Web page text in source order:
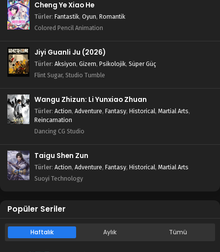
Cheng Ye Xiao He
Türler: Fantastik, Oyun, Romantik
Colored Pencil Animation
Jiyi Guanli Ju (2026)
Türler: Aksiyon, Gizem, Psikolojik, Süper Güç
Flint Sugar, Studio Tumble
Wangu Zhizun: Li Yunxiao Zhuan
Türler: Action, Adventure, Fantasy, Historical, Martial Arts,
Reincarnation
Dancing CG Studio
Taigu Shen Zun
Türler: Action, Adventure, Fantasy, Historical, Martial Arts
Suoyi Technology
Popüler Seriler
Haftalık Aylık Tümü